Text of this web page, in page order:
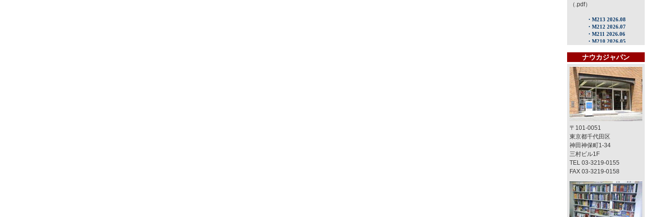
（.pdf）
ナウカジャパン
〒101-0051
東京都千代田区
神田神保町1-34
三村ビル1F
TEL 03-3219-0155
FAX 03-3219-0158